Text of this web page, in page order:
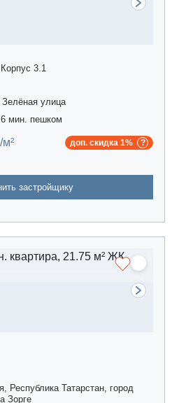
3.1
Зелёная улица
мин. пешком
м² доп. скидка 1%
застройщику
Республика Татарстан, город
Зорге